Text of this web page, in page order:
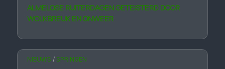
ALMELOSE RUITERDAGEN GETEISTERD DOOR
WOLKBREUK EN ONWEER
NIEUWS / SPRINGEN